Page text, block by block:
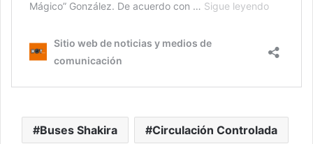
Buses Shakira Circulación Controlada